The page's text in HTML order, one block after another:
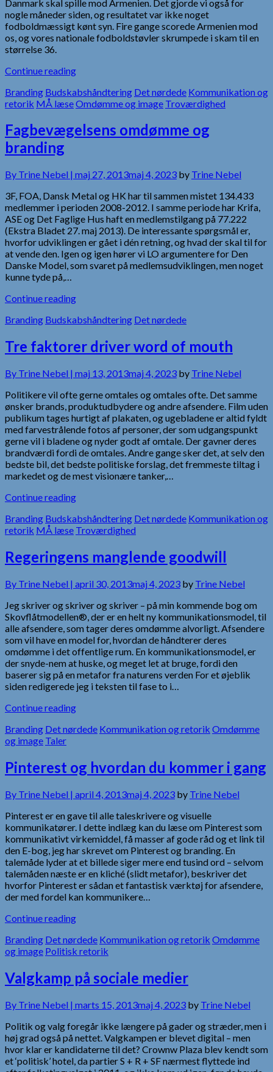
Danmark skal spille mod Armenien. Det gjorde vi også for
nogle måneder siden, og resultatet var ikke noget
fodboldmæssigt kønt syn. Fire gange scorede Armenien mod
os, og vores nationale fodboldstøvler skrumpede i skam til en
størrelse 36.
Continue reading
Branding Budskabshåndtering Det nørdede Kommunikation og
retorik MÅ læseOmdømme og image Troværdighed
Fagbevægelsens omdømme og
branding
By Trine Nebel | maj 27, 2013maj 4, 2023 by Trine Nebel
3F, FOA, Dansk Metal og HK har til sammen mistet 134.433
medlemmer i perioden 2008-2012. I samme periode har Krifa,
ASE og Det Faglige Hus haft en medlemstilgang på 77.222
(Ekstra Bladet 27. maj 2013). De interessante spørgsmål er,
hvorfor udviklingen er gået i dén retning, og hvad der skal til for
at vende den. Igen og igen hører vi LO argumentere for Den
Danske Model, som svaret på medlemsudviklingen, men noget
kunne tyde på,…
Continue reading
Branding Budskabshåndtering Det nørdede
Tre faktorer driver word of mouth
By Trine Nebel | maj 13, 2013maj 4, 2023 by Trine Nebel
Politikere vil ofte gerne omtales og omtales ofte. Det samme
ønsker brands, produktudbydere og andre afsendere. Film uden
publikum tages hurtigt af plakaten, og ugebladene er altid fyldt
med farvestrålende fotos af personer, der som udgangspunkt
gerne vil i bladene og nyder godt af omtale. Der gavner deres
brandværdi fordi de omtales. Andre gange sker det, at selv den
bedste bil, det bedste politiske forslag, det fremmeste tiltag i
markedet og de mest visionære tanker,…
Continue reading
Branding Budskabshåndtering Det nørdede Kommunikation og
retorik MÅ læse Troværdighed
Regeringens manglende goodwill
By Trine Nebel | april 30, 2013maj 4, 2023 by Trine Nebel
Jeg skriver og skriver og skriver – på min kommende bog om
Skovflåtmodellen®, der er en helt ny kommunikationsmodel, til
alle afsendere, som tager deres omdømme alvorligt. Afsendere
som vil have en model for, hvordan de håndterer deres
omdømme i det offentlige rum. En kommunikationsmodel, er
der snyde-nem at huske, og meget let at bruge, fordi den
baserer sig på en metafor fra naturens verden For et øjeblik
siden redigerede jeg i teksten til fase to i…
Continue reading
Branding Det nørdede Kommunikation og retorik Omdømme
og image Taler
Pinterest og hvordan du kommer i gang
By Trine Nebel | april 4, 2013maj 4, 2023 by Trine Nebel
Pinterest er en gave til alle taleskrivere og visuelle
kommunikatører. I dette indlæg kan du læse om Pinterest som
kommunikativt virkemiddel, få masser af gode råd og et link til
den E-bog, jeg har skrevet om Pinterest og branding. En
talemåde lyder at et billede siger mere end tusind ord – selvom
talemåden næste er en kliché (slidt metafor), beskriver det
hvorfor Pinterest er sådan et fantastisk værktøj for afsendere,
der med fordel kan kommunikere…
Continue reading
Branding Det nørdede Kommunikation og retorik Omdømme
og image Politisk retorik
Valgkamp på sociale medier
By Trine Nebel | marts 15, 2013maj 4, 2023 by Trine Nebel
Politik og valg foregår ikke længere på gader og stræder, men i
høj grad også på nettet. Valgkampen er blevet digital – men
hvor klar er kandidaterne til det? Crownw Plaza blev kendt som
et ‘politisk’ hotel, da partier S + R + SF nærmest flyttede ind